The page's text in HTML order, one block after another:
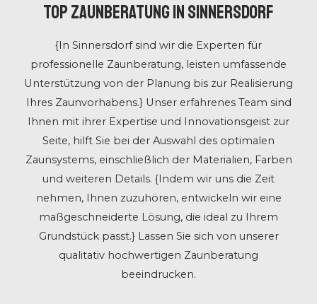
Top Zaunberatung in Sinnersdorf
{In Sinnersdorf sind wir die Experten für
professionelle Zaunberatung, leisten umfassende
Unterstützung von der Planung bis zur Realisierung
Ihres Zaunvorhabens.} Unser erfahrenes Team sind
Ihnen mit ihrer Expertise und Innovationsgeist zur
Seite, hilft Sie bei der Auswahl des optimalen
Zaunsystems, einschließlich der Materialien, Farben
und weiteren Details. {Indem wir uns die Zeit
nehmen, Ihnen zuzuhören, entwickeln wir eine
maßgeschneiderte Lösung, die ideal zu Ihrem
Grundstück passt.} Lassen Sie sich von unserer
qualitativ hochwertigen Zaunberatung
beeindrucken.